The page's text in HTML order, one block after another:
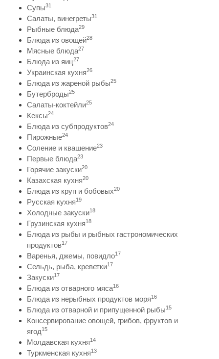
Супы31
Салаты, винегреты31
Рыбные блюда29
Блюда из овощей28
Мясные блюда27
Блюда из яиц27
Украинская кухня26
Блюда из жареной рыбы25
Бутерброды25
Салаты-коктейли25
Кексы24
Блюда из субпродуктов24
Пирожные24
Соление и квашение23
Первые блюда23
Горячие закуски20
Казахская кухня20
Блюда из круп и бобовых20
Русская кухня19
Холодные закуски18
Грузинская кухня18
Блюда из рыбы и рыбных гастрономических
продуктов17
Варенья, джемы, повидло17
Сельдь, рыба, креветки17
Закуски17
Блюда из отварного мяса16
Блюда из нерыбных продуктов моря16
Блюда из отварной и припущенной рыбы15
Консервирование овощей, грибов, фруктов и
ягод15
Молдавская кухня14
Туркменская кухня13